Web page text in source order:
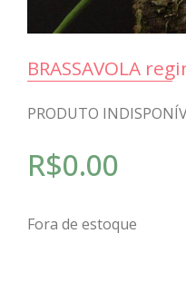
BRASSAVOLA
PRODUTO
R$0.00
Fora de estoque